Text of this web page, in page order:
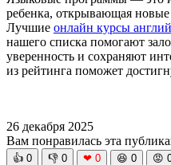
ребенка, открывающая
Лучшие онлайн курсы
нашего списка помогают
уверенность и сохраняют
из рейтинга поможет
26 декабря 2025
Вам понравилась эта
👍 0 👎 0 ❤ 0 😆 0 😡